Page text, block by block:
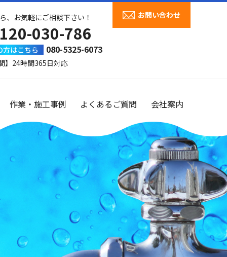
、お気軽にご相談下さい！
030-786
方はこちら 080-5325-6073
】24時間365日対応
お問い合わせ
作業・施工事例 よくあるご質問 会社案内